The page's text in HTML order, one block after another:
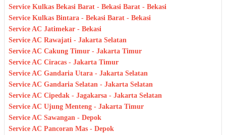
Service Kulkas Bekasi Barat - Bekasi Barat - Bekasi
Service Kulkas Bintara - Bekasi Barat - Bekasi
Service AC Jatimekar - Bekasi
Service AC Rawajati - Jakarta Selatan
Service AC Cakung Timur - Jakarta Timur
Service AC Ciracas - Jakarta Timur
Service AC Gandaria Utara - Jakarta Selatan
Service AC Gandaria Selatan - Jakarta Selatan
Service AC Cipedak - Jagakarsa - Jakarta Selatan
Service AC Ujung Menteng - Jakarta Timur
Service AC Sawangan - Depok
Service AC Pancoran Mas - Depok